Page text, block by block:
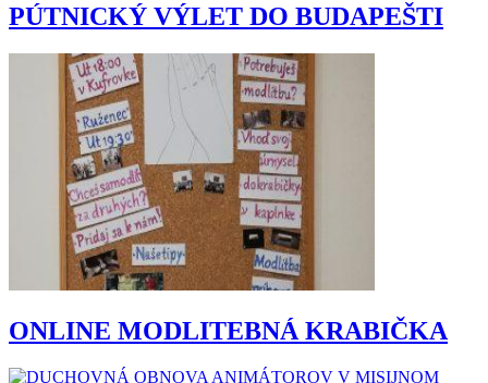
PÚTNICKÝ VÝLET DO BUDAPEŠTI
ONLINE MODLITEBNÁ KRABIČKA